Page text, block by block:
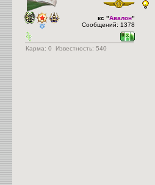
кс "Авалон"
Сообщений: 1378
Карма: 0 Известность: 540